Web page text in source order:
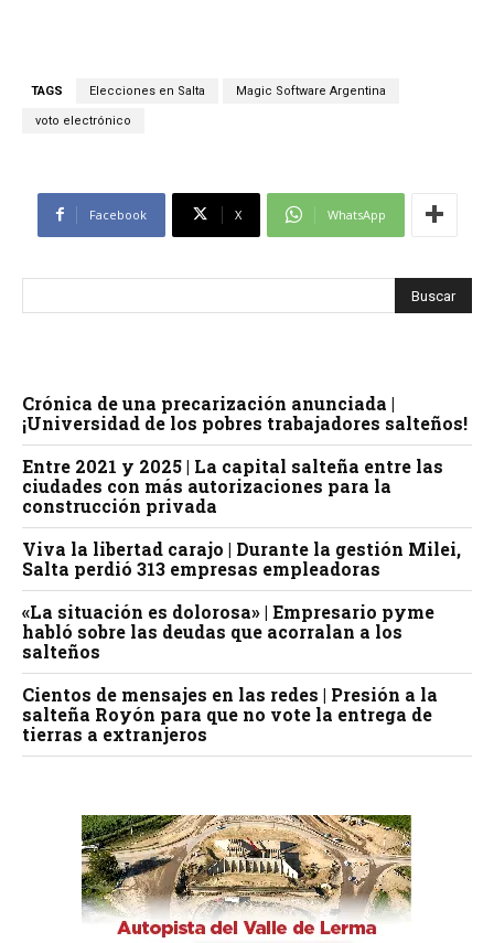
TAGS Elecciones en Salta Magic Software Argentina
voto electrónico
Facebook X WhatsApp
Crónica de una precarización anunciada |
¡Universidad de los pobres trabajadores salteños!
Entre 2021 y 2025 | La capital salteña entre las
ciudades con más autorizaciones para la
construcción privada
Viva la libertad carajo | Durante la gestión Milei,
Salta perdió 313 empresas empleadoras
«La situación es dolorosa» | Empresario pyme
habló sobre las deudas que acorralan a los
salteños
Cientos de mensajes en las redes | Presión a la
salteña Royón para que no vote la entrega de
tierras a extranjeros